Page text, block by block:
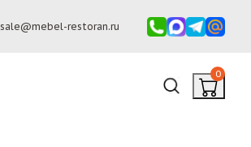
sale@mebel-restoran.ru
0